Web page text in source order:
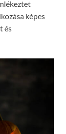
képes
és